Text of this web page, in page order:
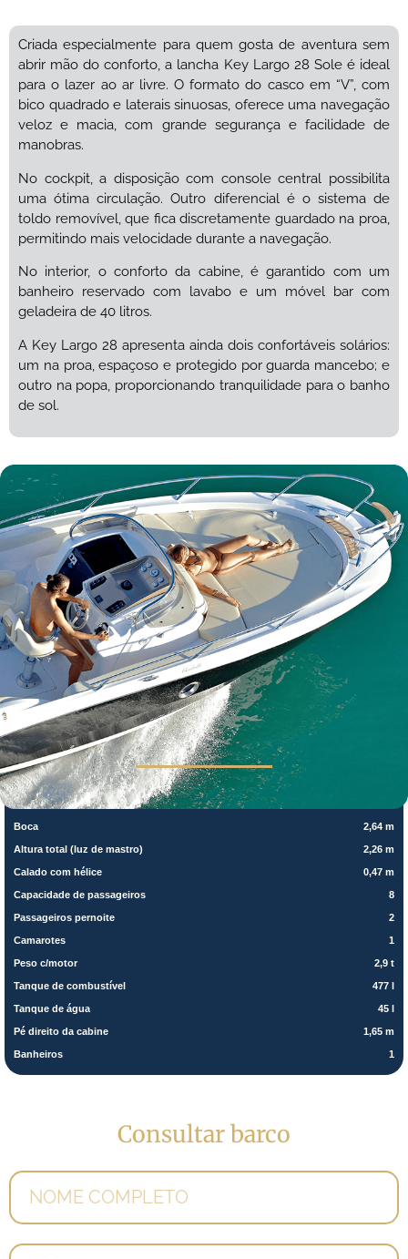
Criada especialmente para quem gosta de aventura sem
abrir mão do conforto, a lancha Key Largo 28 Sole é ideal
para o lazer ao ar livre. O formato do casco em “V”, com
bico quadrado e laterais sinuosas, oferece uma navegação
veloz e macia, com grande segurança e facilidade de
manobras.
No cockpit, a disposição com console central possibilita
uma ótima circulação. Outro diferencial é o sistema de
toldo removível, que fica discretamente guardado na proa,
permitindo mais velocidade durante a navegação.
No interior, o conforto da cabine, é garantido com um
banheiro reservado com lavabo e um móvel bar com
geladeira de 40 litros.
A Key Largo 28 apresenta ainda dois confortáveis solários:
um na proa, espaçoso e protegido por guarda mancebo; e
outro na popa, proporcionando tranquilidade para o banho
de sol.
Comprimento total
Boca
Altura total (luz de mastro)
Calado com hélice
Capacidade de passageiros
Passageiros pernoite
Camarotes
Peso c/motor
Tanque de combustível
Tanque de água
Pé direito da cabine
Banheiros
2,64 m
2,26 m
0,47 m
8
2
1
2,9 t
477 l
45 l
1,65 m
1
Consultar barco